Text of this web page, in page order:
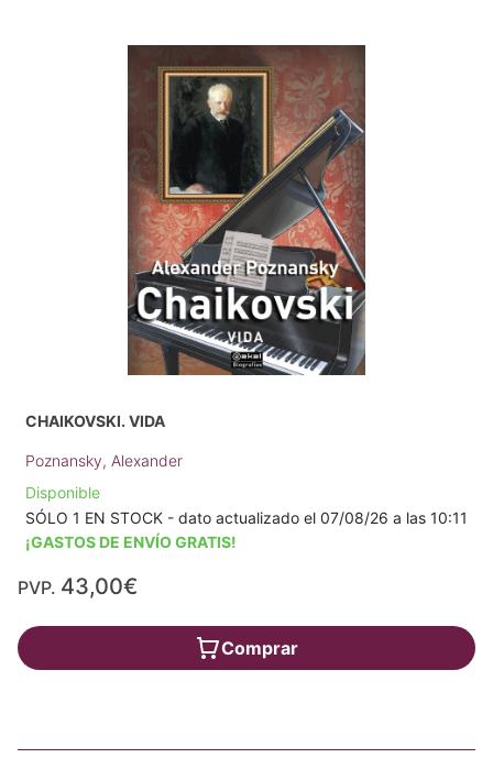
CHAIKOVSKI. VIDA
Poznansky, Alexander
Disponible
SÓLO 1 EN STOCK - dato actualizado el 07/08/26 a las 10:11
¡GASTOS DE ENVÍO GRATIS!
PVP. 43,00€
Comprar